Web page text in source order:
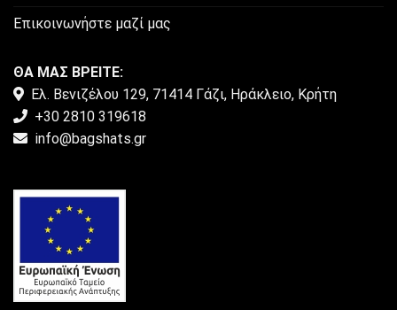
Επικοινωνήστε μαζί μας
ΘΑ ΜΑΣ ΒΡΕΙΤΕ:
Ελ. Βενιζέλου 129, 71414 Γάζι, Ηράκλειο, Κρήτη
+30 2810 319618
info@bagshats.gr